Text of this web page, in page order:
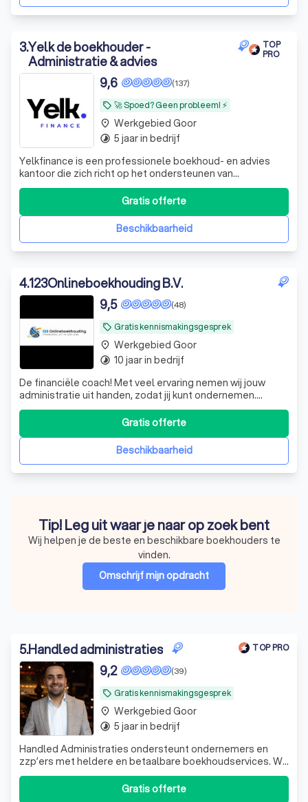
3.Yelk de boekhouder -
Administratie & advies
TOP
PRO
local_offer 🚀 Spoed? Geen probleem! ⚡
(137)
9,6
Yelkfinance is een professionele boekhoud- en advies
kantoor die zich richt op het ondersteunen van
ondernemers en bedrijven in Nederland, maar wij helpen
ook particulieren met hun inkomstenbelasting. Met onze
expertise in financiële administratie, belastingadvies en
bedrijfsoptimalisatie helpen wij
Beschikbaarheid
Gratis offerte
place Werkgebied Goor
timelapse 5 jaar in bedrijf
4.123Onlineboekhouding B.V.
local_offer Gratis kennismakingsgesprek
(48)
9,5
De financiële coach! Met veel ervaring nemen wij jouw
administratie uit handen, zodat jij kunt ondernemen.
Persoonlijk, transparant en bereikbaar, zelfs in de avond.
Focus op groei, wij doen de rest!
Beschikbaarheid
Gratis offerte
place Werkgebied Goor
timelapse 10 jaar in bedrijf
Tip! Leg uit waar je naar op zoek bent
Wij helpen je de beste en beschikbare boekhouders te
vinden.
Omschrijf mijn opdracht
5.Handled administraties TOP PRO
local_offer Gratis kennismakingsgesprek
(39)
9,2
Handled Administraties ondersteunt ondernemers en
zzp’ers met heldere en betaalbare boekhoudservices. Wij
zorgen dat jouw administratie klopt, zodat jij je kunt
focussen op de groei van je bedrijf. Persoonlijk,
transparant en zonder poespas: jouw administratie,
Gratis offerte
place Werkgebied Goor
timelapse 5 jaar in bedrijf